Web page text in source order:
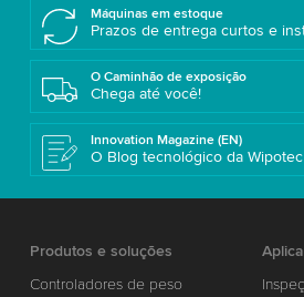
Máquinas em estoque
Prazos de entrega curtos e
O Caminhão de exposição
Chega até você!
Innovation Magazine (EN)
O Blog tecnológico da Wipotec
Produtos e soluções
Controladores de peso